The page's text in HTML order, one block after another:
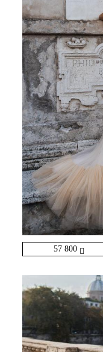
57 800